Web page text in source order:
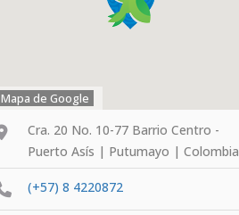
Mapa de Google
Cra. 20 No. 10-77 Barrio Centro -
Puerto Asís | Putumayo | Colombia
(+57) 8 4220872